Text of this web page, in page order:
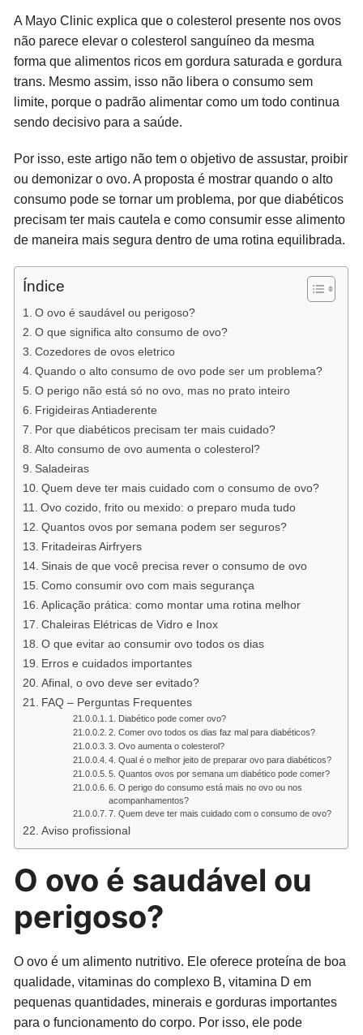
A Mayo Clinic explica que o colesterol presente nos ovos
não parece elevar o colesterol sanguíneo da mesma
forma que alimentos ricos em gordura saturada e gordura
trans. Mesmo assim, isso não libera o consumo sem
limite, porque o padrão alimentar como um todo continua
sendo decisivo para a saúde.
Por isso, este artigo não tem o objetivo de assustar, proibir
ou demonizar o ovo. A proposta é mostrar quando o alto
consumo pode se tornar um problema, por que diabéticos
precisam ter mais cautela e como consumir esse alimento
de maneira mais segura dentro de uma rotina equilibrada.
Índice
O ovo é saudável ou perigoso?
O que significa alto consumo de ovo?
Cozedores de ovos eletrico
Quando o alto consumo de ovo pode ser um problema?
O perigo não está só no ovo, mas no prato inteiro
Frigideiras Antiaderente
Por que diabéticos precisam ter mais cuidado?
Alto consumo de ovo aumenta o colesterol?
Saladeiras
Quem deve ter mais cuidado com o consumo de ovo?
Ovo cozido, frito ou mexido: o preparo muda tudo
Quantos ovos por semana podem ser seguros?
Fritadeiras Airfryers
Sinais de que você precisa rever o consumo de ovo
Como consumir ovo com mais segurança
Aplicação prática: como montar uma rotina melhor
Chaleiras Elétricas de Vidro e Inox
O que evitar ao consumir ovo todos os dias
Erros e cuidados importantes
Afinal, o ovo deve ser evitado?
FAQ – Perguntas Frequentes
1. Diabético pode comer ovo?
2. Comer ovo todos os dias faz mal para diabéticos?
3. Ovo aumenta o colesterol?
4. Qual é o melhor jeito de preparar ovo para diabéticos?
5. Quantos ovos por semana um diabético pode comer?
6. O perigo do consumo está mais no ovo ou nos
acompanhamentos?
7. Quem deve ter mais cuidado com o consumo de ovo?
Aviso profissional
O ovo é saudável ou
perigoso?
O ovo é um alimento nutritivo. Ele oferece proteína de boa
qualidade, vitaminas do complexo B, vitamina D em
pequenas quantidades, minerais e gorduras importantes
para o funcionamento do corpo. Por isso, ele pode